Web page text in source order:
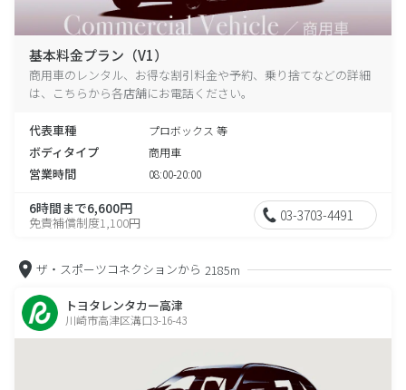
基本料金プラン（V1）
商用車のレンタル、お得な割引料金や予約、乗り捨てなどの詳細
は、こちらから各店舗にお電話ください。
代表車種 プロボックス 等
ボディタイプ 商用車
営業時間 08:00-20:00
6時間まで6,600円
免責補償制度1,100円 03-3703-4491
ザ・スポーツコネクションから 2185m
トヨタレンタカー高津
川崎市高津区溝口3-16-43